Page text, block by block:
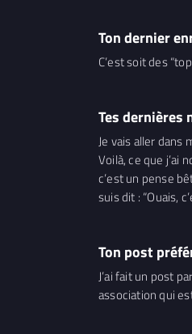
Ton dernier
C’est soit des
Tes dernières
Je vais aller dans
Voilà, ce que j’ai
c’est un pense
suis dit : “Ouais,
Ton post
J’ai fait un post
association qui